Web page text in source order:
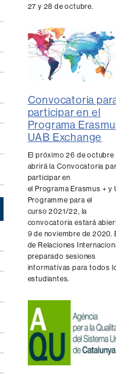
27 y 28 de octubre.
Convocatoria
participar en el
Programa
UAB Exchange
El próximo 26 de octubre
abrirá la Convocatoria
participar en
el Programa Erasmus + y
Programme para el
curso 2021/22, la
convocatoria estará
9 de noviembre de 2020.
de Relaciones
preparado sesiones
informativas para todos
estudiantes.